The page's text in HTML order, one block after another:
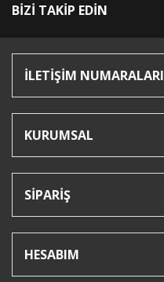
BİZİ TAKİP EDİN
İLETİŞİM NUMARALARI
KURUMSAL
SİPARİŞ
HESABIM